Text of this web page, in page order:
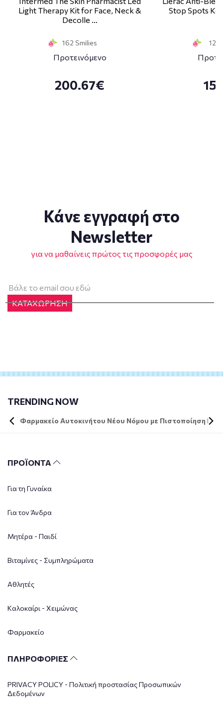
Light Therapy Kit for Face, Neck &
Decolle …
162 Smilies
Προτεινόμενο
200.67€
Stop Spots
12
Κάνε εγγραφή στο
Newsletter
για να μαθαίνεις πρώτος τις προσφορές μας
ΚΑΤΑΧΩΡΗΣΗ
TRENDING NOW
Φαρμακείο Αυτοκινήτου Νέου Νόμου με Πιστοποίηση DIN
ΠΡΟΪΟΝΤΑ
Για τη Γυναίκα
Για τον Άνδρα
Μητέρα - Παιδί
Βιταμίνες - Συμπληρώματα
Αθλητές
Καλοκαίρι - Χειμώνας
Φαρμακείο
ΠΛΗΡΟΦΟΡΙΕΣ
PRIVACY POLICY - Πολιτική προστασίας Προσωπικών
Δεδομένων